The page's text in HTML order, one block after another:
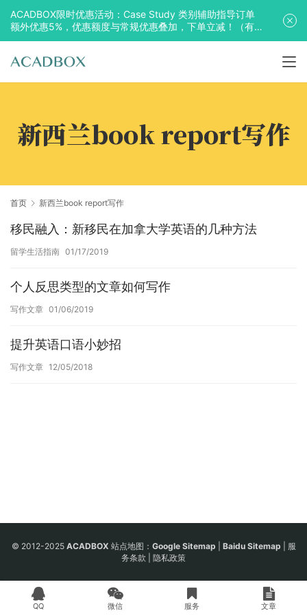
新西兰book report写作
首页 新西兰book report写作
移民融入：新移民在加拿大学英语的几种方法
留学生活指南 01/17/2019
个人反思类型的文章如何写作
写作文章 01/06/2019
提升英语口语小妙招
写作文章 12/05/2018
© 2012-2025 ACADBOX 站点地图： Google Sitemap Baidu Sitemap
服
务条款
隐私政策
QQ 微信 服务 文章
ACADBOX限时优惠活动：Case Study 类别辅助指导订单
额外优惠5%，优惠额度与常规优惠叠加，下单立减！（有
效期至2025年10月31日）